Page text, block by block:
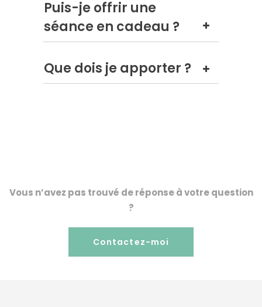
Puis-je offrir une
séance en cadeau ?
Que dois je apporter ?
Vous n’avez pas trouvé de réponse à votre question
?
Contactez-moi